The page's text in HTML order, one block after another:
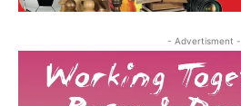
- Advertisment -